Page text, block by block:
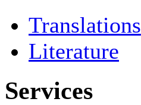
Translations
Literature
Services